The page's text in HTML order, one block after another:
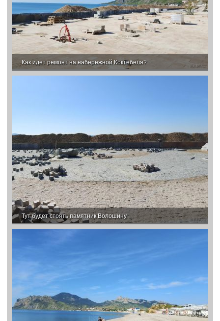
Как идет ремонт на набережной Коктебеля?
Тут будет стоять памятник Волошину